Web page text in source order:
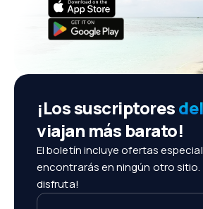
¡Los suscriptores
viajan más barato!
El boletín incluye ofertas
encontrarás en ningún otro sitio.
disfruta!
Tu dirección de email